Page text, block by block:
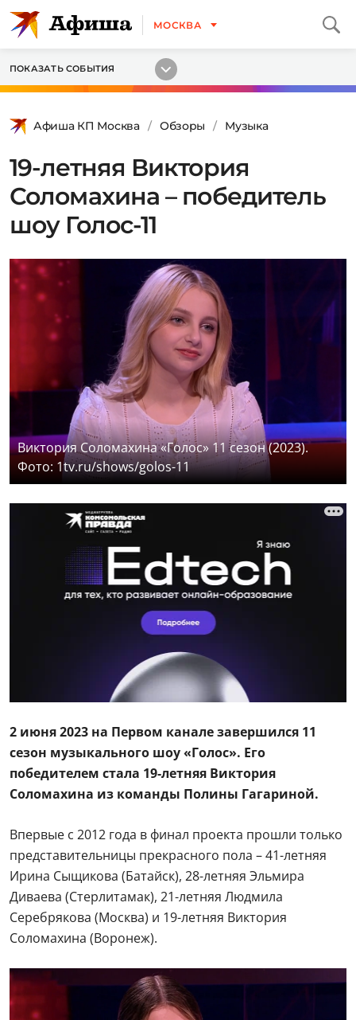
МОСКВА
ПОКАЗАТЬ СОБЫТИЯ
Афиша КП Москва Обзоры Музыка
19-летняя Виктория
Соломахина – победитель
шоу Голос-11
Виктория Соломахина «Голос» 11 сезон (2023).
Фото: 1tv.ru/shows/golos-11
2 июня 2023 на Первом канале завершился 11
сезон музыкального шоу «Голос». Его
победителем стала 19-летняя Виктория
Соломахина из команды Полины Гагариной.
Впервые с 2012 года в финал проекта прошли только
представительницы прекрасного пола – 41-летняя
Ирина Сыщикова (Батайск), 28-летняя Эльмира
Диваева (Стерлитамак), 21-летняя Людмила
Серебрякова (Москва) и 19-летняя Виктория
Соломахина (Воронеж).